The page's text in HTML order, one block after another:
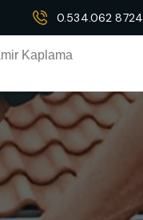
0.534.062 8724